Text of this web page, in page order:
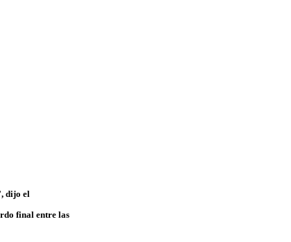
dijo el
final entre las